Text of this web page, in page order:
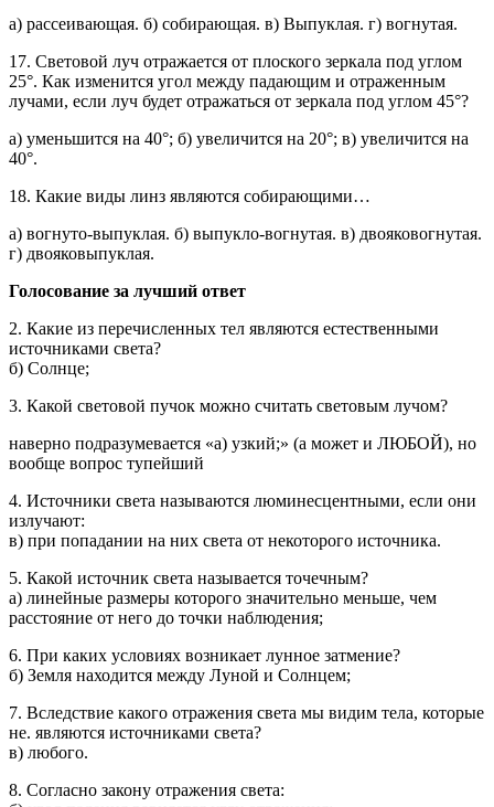
а) рассеивающая. б) собирающая. в) Выпуклая. г) вогнутая.
17. Световой луч отражается от плоского зеркала под углом
25°. Как изменится угол между падающим и отраженным
лучами, если луч будет отражаться от зеркала под углом 45°?
а) уменьшится на 40°; б) увеличится на 20°; в) увеличится на
40°.
18. Какие виды линз являются собирающими…
а) вогнуто-выпуклая. б) выпукло-вогнутая. в) двояковогнутая.
г) двояковыпуклая.
Голосование за лучший ответ
2. Какие из перечисленных тел являются естественными
источниками света?
б) Солнце;
3. Какой световой пучок можно считать световым лучом?
наверно подразумевается «а) узкий;» (а может и ЛЮБОЙ), но
вообще вопрос тупейший
4. Источники света называются люминесцентными, если они
излучают:
в) при попадании на них света от некоторого источника.
5. Какой источник света называется точечным?
а) линейные размеры которого значительно меньше, чем
расстояние от него до точки наблюдения;
6. При каких условиях возникает лунное затмение?
б) Земля находится между Луной и Солнцем;
7. Вследствие какого отражения света мы видим тела, которые
не. являются источниками света?
в) любого.
8. Согласно закону отражения света: